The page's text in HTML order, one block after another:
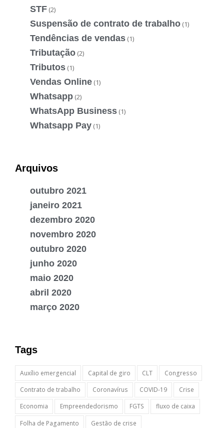
STF (2)
Suspensão de contrato de trabalho (1)
Tendências de vendas (1)
Tributação (2)
Tributos (1)
Vendas Online (1)
Whatsapp (2)
WhatsApp Business (1)
Whatsapp Pay (1)
Arquivos
outubro 2021
janeiro 2021
dezembro 2020
novembro 2020
outubro 2020
junho 2020
maio 2020
abril 2020
março 2020
Tags
Auxílio emergencial Capital de giro CLT
Congresso
Contrato de trabalho
Coronavírus COVID-19
Crise
Economia
Empreendedorismo FGTS
fluxo de caixa
Folha de Pagamento
Gestão de crise